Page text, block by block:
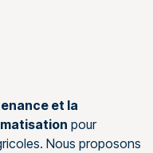
et la
pour
Nous proposons